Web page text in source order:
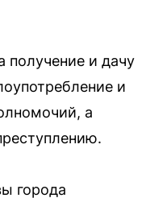
получение и дачу
и
а
города